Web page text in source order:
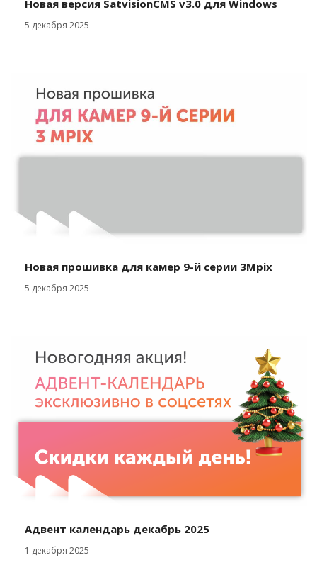
Новая версия SatvisionCMS v3.0 для Windows
5 декабря 2025
Новая прошивка для камер 9-й серии 3Mpix
5 декабря 2025
Адвент календарь декабрь 2025
1 декабря 2025